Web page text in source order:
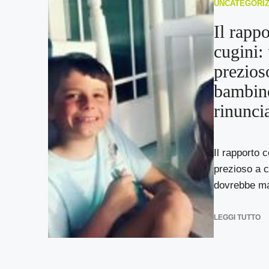
Il
cugini:
Il rapporto
prezioso a
dovrebbe
LEGGI TUTTO